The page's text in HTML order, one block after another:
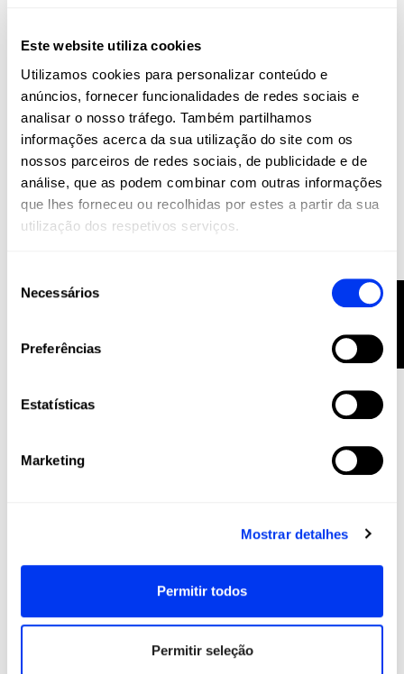
Este website utiliza cookies
Utilizamos cookies para personalizar conteúdo e
anúncios, fornecer funcionalidades de redes sociais e
analisar o nosso tráfego. Também partilhamos
informações acerca da sua utilização do site com os
nossos parceiros de redes sociais, de publicidade e de
análise, que as podem combinar com outras informações
que lhes forneceu ou recolhidas por estes a partir da sua
utilização dos respetivos serviços.
Necessários
Preferências
Estatísticas
Marketing
Mostrar detalhes
Permitir todos
Permitir seleção
Raquetes de padel 80,00 €
adicionar ao carrinho
80,00 €
-40%